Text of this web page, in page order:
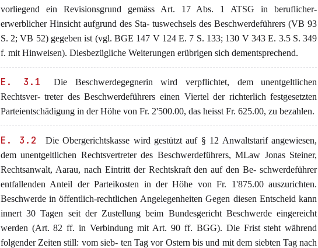
vorliegend ein Revisionsgrund gemäss Art. 17 Abs. 1 ATSG in beruflicher-
erwerblicher Hinsicht aufgrund des Sta- tuswechsels des Beschwerdeführers (VB 93
S. 2; VB 52) gegeben ist (vgl. BGE 147 V 124 E. 7 S. 133; 130 V 343 E. 3.5 S. 349
f. mit Hinweisen). Diesbezügliche Weiterungen erübrigen sich dementsprechend.
E. 3.1
Die Beschwerdegegnerin wird verpflichtet, dem unentgeltlichen
Rechtsver- treter des Beschwerdeführers einen Viertel der richterlich festgesetzten
Parteientschädigung in der Höhe von Fr. 2'500.00, das heisst Fr. 625.00, zu bezahlen.
E. 3.2
Die Obergerichtskasse wird gestützt auf § 12 Anwaltstarif angewiesen,
dem unentgeltlichen Rechtsvertreter des Beschwerdeführers, MLaw Jonas Steiner,
Rechtsanwalt, Aarau, nach Eintritt der Rechtskraft den auf den Be- schwerdeführer
entfallenden Anteil der Parteikosten in der Höhe von Fr. 1'875.00 auszurichten.
Beschwerde in öffentlich-rechtlichen Angelegenheiten Gegen diesen Entscheid kann
innert 30 Tagen seit der Zustellung beim Bundesgericht Beschwerde eingereicht
werden (Art. 82 ff. in Verbindung mit Art. 90 ff. BGG). Die Frist steht während
folgender Zeiten still: vom sieb- ten Tag vor Ostern bis und mit dem siebten Tag nach